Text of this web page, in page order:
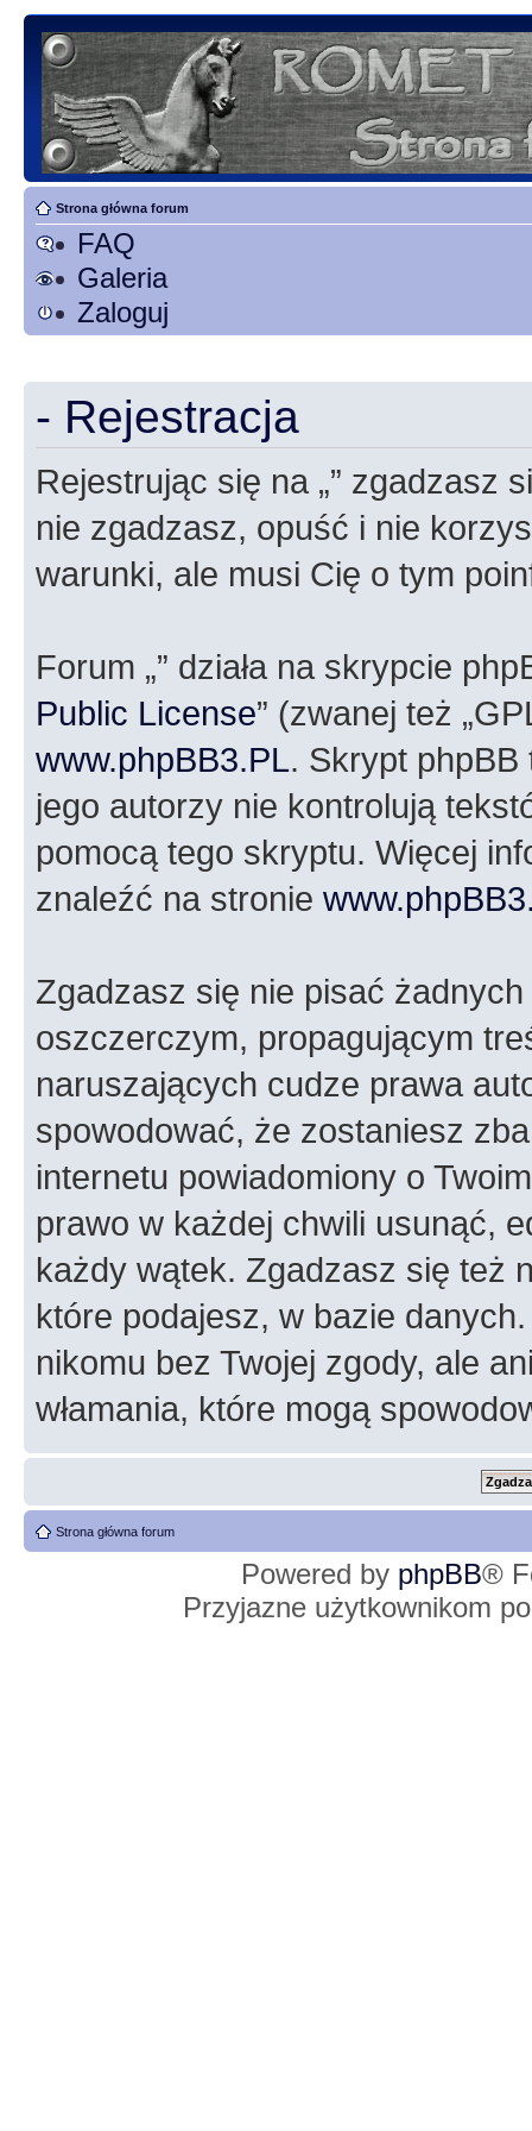
Strona główna forum
FAQ
Galeria
Zaloguj
- Rejestracja
Rejestrując się na „” zgadzasz
nie zgadzasz, opuść i nie
warunki, ale musi Cię o tym
Forum „” działa na skrypcie
Public License” (zwanej też
www.phpBB3.PL. Skrypt phpBB
jego autorzy nie kontrolują
pomocą tego skryptu. Więcej
znaleźć na stronie
Zgadzasz się nie pisać
oszczerczym, propagującym
naruszających cudze prawa
spowodować, że zostaniesz
internetu powiadomiony o
prawo w każdej chwili usunąć,
każdy wątek. Zgadzasz się też
które podajesz, w bazie
nikomu bez Twojej zgody, ale
włamania, które mogą
Strona główna forum
Powered by phpBB®
Przyjazne użytkownikom